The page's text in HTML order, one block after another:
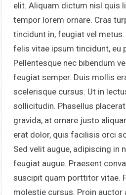
elit. Aliquam dictum nisl quis
tempor lorem ornare. Cras
tincidunt in, feugiat vel metus.
felis vitae ipsum tincidunt, eu
Pellentesque nec bibendum
feugiat semper. Duis mollis
scelerisque cursus. Ut in
sollicitudin. Phasellus
gravida, at ornare justo
erat dolor, quis facilisis orci
Sed velit augue, adipiscing in
feugiat augue. Praesent
suscipit quam porttitor vitae.
molestie cursus. Proin auctor